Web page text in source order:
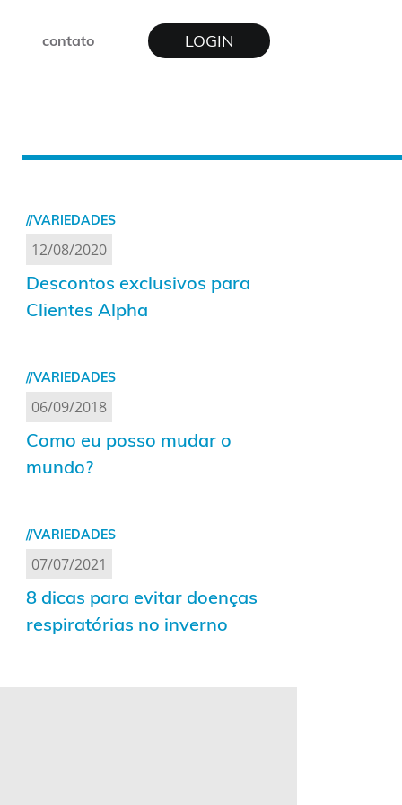
contato LOGIN
//VARIEDADES
12/08/2020
Descontos exclusivos para
Clientes Alpha
//VARIEDADES
06/09/2018
Como eu posso mudar o
mundo?
//VARIEDADES
07/07/2021
8 dicas para evitar doenças
respiratórias no inverno